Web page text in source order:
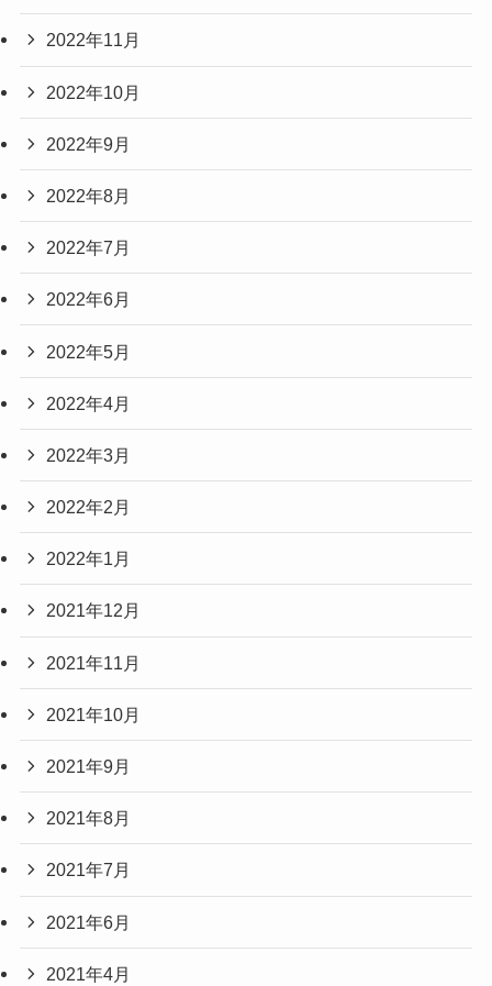
2022年11月
2022年10月
2022年9月
2022年8月
2022年7月
2022年6月
2022年5月
2022年4月
2022年3月
2022年2月
2022年1月
2021年12月
2021年11月
2021年10月
2021年9月
2021年8月
2021年7月
2021年6月
2021年4月